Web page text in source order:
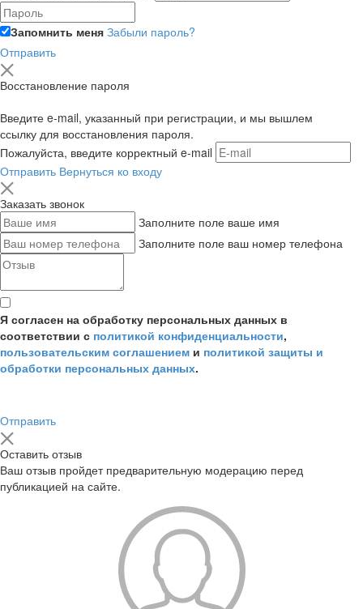
Запомнить меня Забыли пароль?
Отправить
Восстановление пароля
Введите e-mail, указанный при регистрации, и мы вышлем
ссылку для восстановления пароля.
Пожалуйста, введите корректный e-mail
Отправить Вернуться ко входу
Заказать звонок
Заполните поле ваше имя
Заполните поле ваш номер телефона
Я согласен на обработку персональных данных в
соответствии с политикой конфиденциальности,
пользовательским соглашением и политикой защиты и
обработки персональных данных.
Отправить
Оставить отзыв
Ваш отзыв пройдет предварительную модерацию перед
публикацией на сайте.